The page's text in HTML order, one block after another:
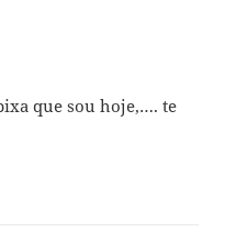
que sou hoje,…. te